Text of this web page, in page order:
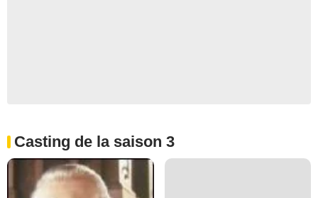
Casting de la saison 3